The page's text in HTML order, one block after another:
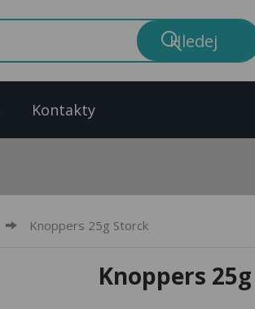
Kontakty
Knoppers 25g Storck
Knoppers